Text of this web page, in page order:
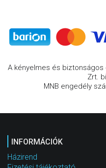
A kényelmes és
Zrt.
MNB engedély
INFORMÁCIÓK
Házirend